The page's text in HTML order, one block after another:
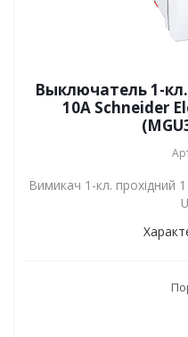
Выключатель 1-
10А Schneider
Вимикач 1-кл. прохідний